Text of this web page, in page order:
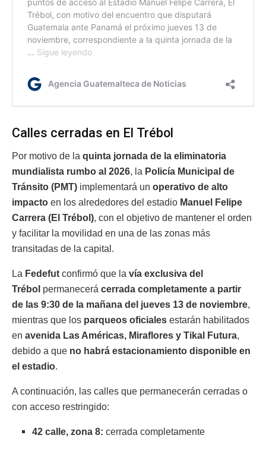
Calles cerradas en El Trébol
Por motivo de la quinta jornada de la eliminatoria
mundialista rumbo al 2026, la Policía Municipal de
Tránsito (PMT) implementará un operativo de alto
impacto en los alrededores del estadio Manuel Felipe
Carrera (El Trébol), con el objetivo de mantener el orden
y facilitar la movilidad en una de las zonas más
transitadas de la capital.
La Fedefut confirmó que la vía exclusiva del
Trébol permanecerá cerrada completamente a partir
de las 9:30 de la mañana del jueves 13 de noviembre,
mientras que los parqueos oficiales estarán habilitados
en avenida Las Américas, Miraflores y Tikal Futura,
debido a que no habrá estacionamiento disponible en
el estadio.
A continuación, las calles que permanecerán cerradas o
con acceso restringido:
42 calle, zona 8: cerrada completamente